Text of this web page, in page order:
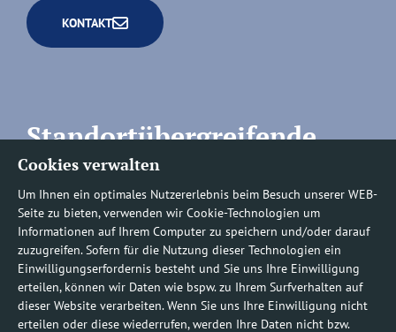
Cookies verwalten
Um Ihnen ein optimales Nutzererlebnis beim Besuch unserer WEB-
Seite zu bieten, verwenden wir Cookie-Technologien um
Informationen auf Ihrem Computer zu speichern und/oder darauf
zuzugreifen. Sofern für die Nutzung dieser Technologien ein
Einwilligungserfordernis besteht und Sie uns Ihre Einwilligung
erteilen, können wir Daten wie bspw. zu Ihrem Surfverhalten auf
dieser Website verarbeiten. Wenn Sie uns Ihre Einwilligung nicht
erteilen oder diese wiederrufen, werden Ihre Daten nicht bzw.
KONTAKT
Standortübergreifende
Rufnummern
Befundauskünfte/
Nachforderungen